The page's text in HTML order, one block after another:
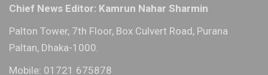
Chief News Editor: Kamrun Nahar Sharmin
Palton Tower, 7th Floor, Box Culvert Road, Purana
Paltan, Dhaka-1000.
Mobile: 01721 675878